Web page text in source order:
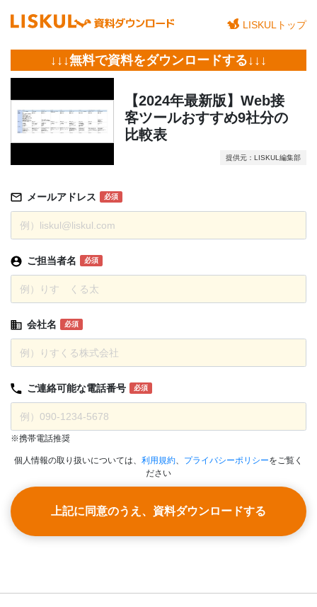
LISKULトップ
↓↓↓無料で資料をダウンロードする↓↓↓
【2024年最新版】Web接
客ツールおすすめ9社分の
比較表
提供元：LISKUL編集部
メールアドレス 必須
ご担当者名 必須
会社名 必須
ご連絡可能な電話番号 必須
※携帯電話推奨
個人情報の取り扱いについては、 利用規約、 プライバシーポリシーをご覧く
ださい
上記に同意のうえ、資料ダウンロードする